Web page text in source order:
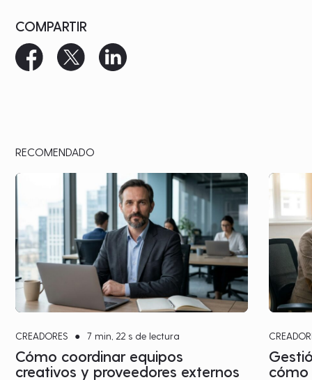
COMPARTIR
RECOMENDADO
CREADORES ● 7 min, 22 s de lectura
Cómo coordinar equipos
creativos y proveedores externos
cómo